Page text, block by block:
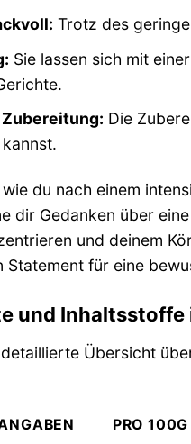
Trotz des
Sie lassen sich mit
Die
du nach einem
dir Gedanken über
und deinem
Statement für eine
und Inhaltsstoffe
Übersicht
PRO